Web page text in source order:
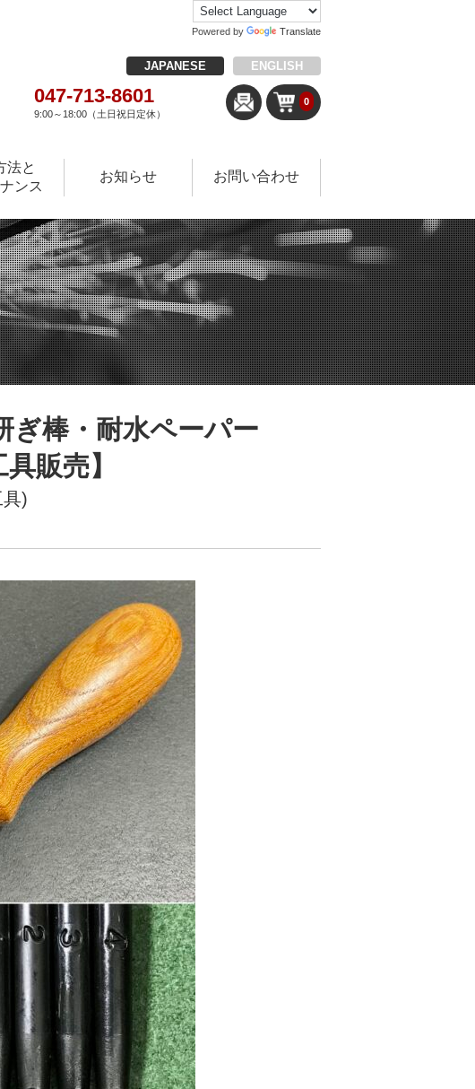
Powered by Translate
JAPANESE ENGLISH
047-713-8601
9:00～18:00（土日祝日定休）
0
法と
ンス
お知らせ お問い合わせ
ぎ棒・耐水ペーパー
販売】
)